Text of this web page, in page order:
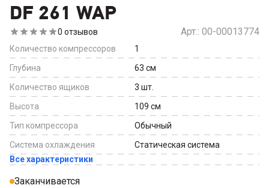
DF 261 WAP
0 отзывов Арт.: 00-00013774
Количество компрессоров
1
Глубина
63 см
Количество ящиков
3 шт.
Высота
109 см
Тип компрессора
Обычный
Система охлаждения
Статическая система
Все характеристики
Заканчивается